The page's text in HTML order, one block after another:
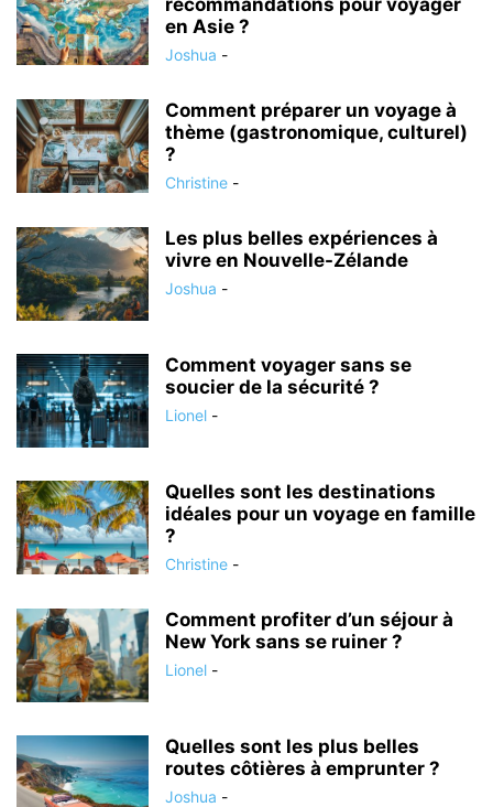
recommandations pour voyager
en Asie ?
Joshua -
Comment préparer un voyage à
thème (gastronomique, culturel)
?
Christine -
Les plus belles expériences à
vivre en Nouvelle-Zélande
Joshua -
Comment voyager sans se
soucier de la sécurité ?
Lionel -
Quelles sont les destinations
idéales pour un voyage en famille
?
Christine -
Comment profiter d’un séjour à
New York sans se ruiner ?
Lionel -
Quelles sont les plus belles
routes côtières à emprunter ?
Joshua -